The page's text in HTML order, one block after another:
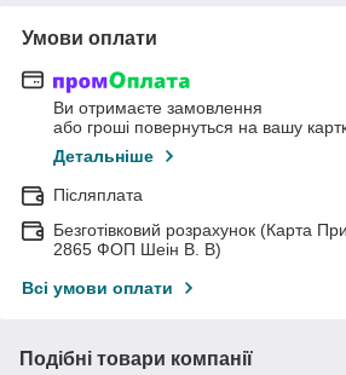
Умови оплати
Ви отримаєте замовлення
або гроші повернуться на вашу
Детальніше
Післяплата
Безготівковий розрахунок (Карта
2865 ФОП Шеін В. В)
Всі умови оплати
Подібні товари компанії